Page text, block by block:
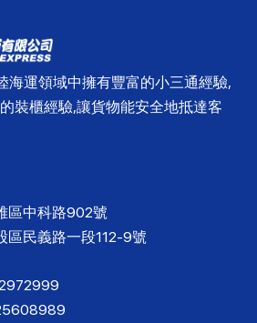
海運領域中擁有豐富的小三通經驗,
裝櫃經驗,讓貨物能安全地抵達客
區中科路902號
區民義路一段112-9號